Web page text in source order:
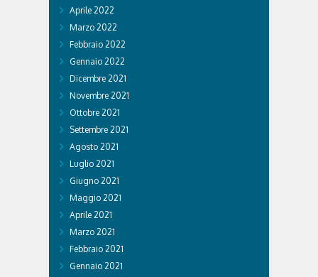
Aprile 2022
Marzo 2022
Febbraio 2022
Gennaio 2022
Dicembre 2021
Novembre 2021
Ottobre 2021
Settembre 2021
Agosto 2021
Luglio 2021
Giugno 2021
Maggio 2021
Aprile 2021
Marzo 2021
Febbraio 2021
Gennaio 2021